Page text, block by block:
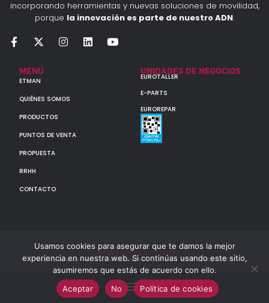
incorporando herramientas y nuevas soluciones de movilidad,
porque la innovación es parte de nuestro ADN.
MENÚ
ETMAN
QUIÉNES SOMOS
PRODUCTOS
PUNTOS DE VENTA
PROPUESTA
RRHH
CONTACTO
UNIDADES DE NEGOCIOS
EUROTALLER
E-PARTS
EUROREPAR
GRUPO ETMAN : : 2026
Todos los derechos reservados a MULTIORIGINAL PARTS S.A. (CUIT: 30-60142852-7)
Usamos cookies para asegurar que te damos la mejor
experiencia en nuestra web. Si continúas usando este sitio,
asumiremos que estás de acuerdo con ello.
Aceptar
No Política de cookies